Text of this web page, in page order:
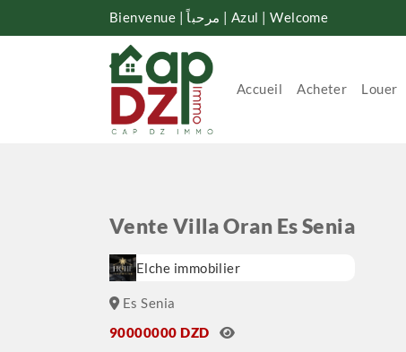
Bienvenue | مرحباً | Azul | Welcome
Accueil Acheter Louer
Vente Villa Oran Es Senia
Elche immobilier
Es Senia
90000000 DZD